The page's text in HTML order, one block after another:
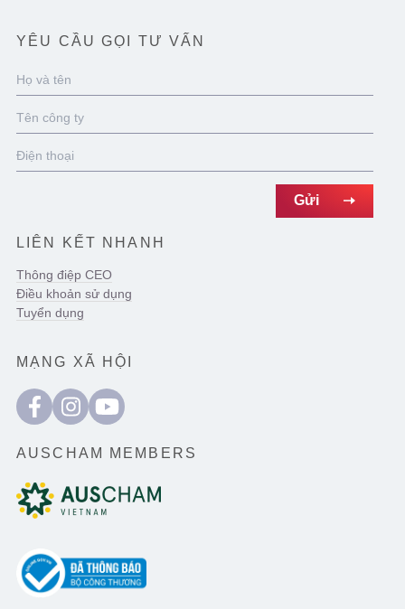
YÊU CẦU GỌI TƯ VẤN
LIÊN KẾT NHANH
Thông điệp CEO
Điều khoản sử dụng
Tuyển dụng
MẠNG XÃ HỘI
AUSCHAM MEMBERS